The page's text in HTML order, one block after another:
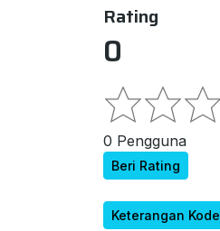
Rating
0
0 Pengguna
Beri Rating
Keterangan Kode